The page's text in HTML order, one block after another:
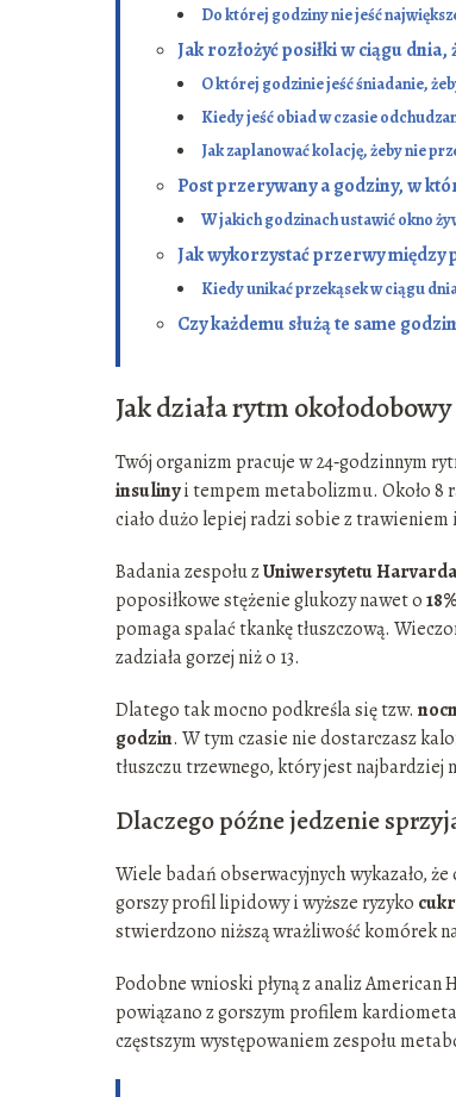
Do której godziny nie jeść
Jak rozłożyć posiłki w ciągu dnia,
O której godzinie jeść śniadanie,
Kiedy jeść obiad w czasie
Jak zaplanować kolację, żeby nie
Post przerywany a godziny, w
W jakich godzinach ustawić okno
Jak wykorzystać przerwy między
Kiedy unikać przekąsek w ciągu
Czy każdemu służą te same
Jak działa rytm
Twój organizm pracuje w 24‑godzinnym
insulinyi tempem metabolizmu. Około 8
ciało dużo lepiej radzi sobie z
Badania zespołu zUniwersytetu Harvarda
poposiłkowe stężenie glukozy nawet o18%
pomaga spalać tkankę tłuszczową.
zadziała gorzej niż o 13.
Dlatego tak mocno podkreśla się tzw.
godzin. W tym czasie nie dostarczasz
tłuszczu trzewnego, który jest najbardziej
Dlaczego późne jedzenie
Wiele badań obserwacyjnych wykazało,
gorszy profil lipidowy i wyższe ryzyko
stwierdzono niższą wrażliwość komórek
Podobne wnioski płyną z analiz
powiązano z gorszym profilem
częstszym występowaniem zespołu